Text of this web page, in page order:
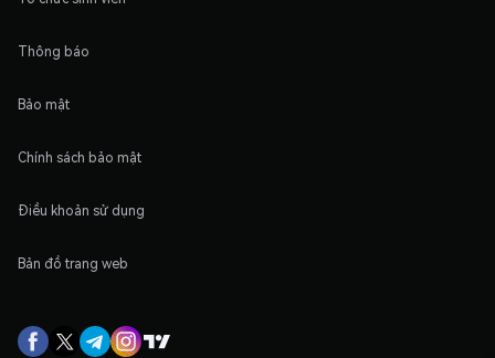
Thông báo
Bảo mật
Chính sách bảo mật
Điều khoản sử dụng
Bản đồ trang web